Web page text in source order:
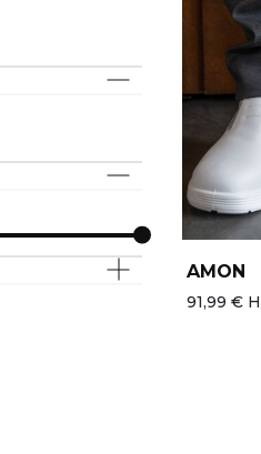
AMON
91,99 €